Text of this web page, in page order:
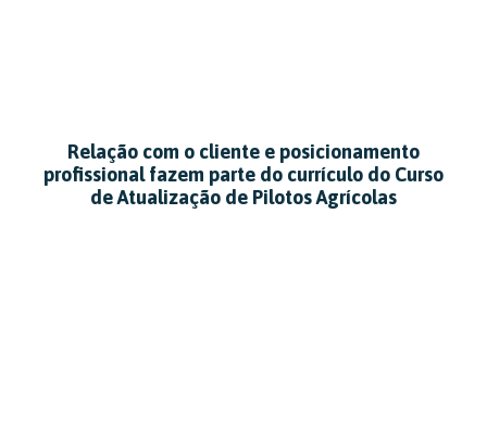
Relação com o cliente e posicionamento
profissional fazem parte do currículo do Curso
de Atualização de Pilotos Agrícolas